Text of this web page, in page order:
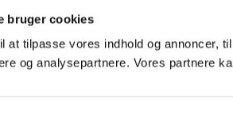
bruger cookies
at tilpasse vores indhold og annoncer,
og analysepartnere. Vores partnere